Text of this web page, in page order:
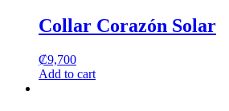
Collar Corazón Solar
₡9,700
Add to cart